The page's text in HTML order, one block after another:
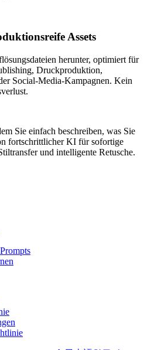
Assets
herunter, optimiert für
Druckproduktion,
Social-Media-Kampagnen. Kein
Sie einfach beschreiben, was Sie
fortschrittlicher KI für sofortige
und intelligente Retusche.